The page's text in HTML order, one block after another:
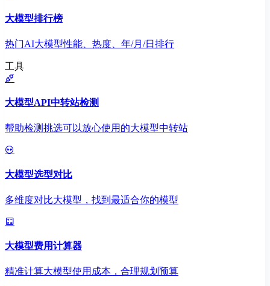
大模型排行榜
热门AI大模型性能、热度、年/月/日排行
工具
大模型API中转站检测
帮助检测挑选可以放心使用的大模型中转站
大模型选型对比
多维度对比大模型，找到最适合你的模型
大模型费用计算器
精准计算大模型使用成本，合理规划预算